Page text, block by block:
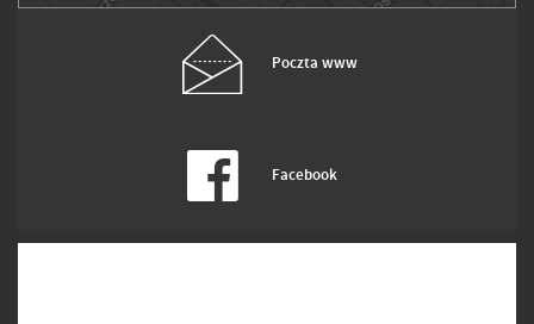
Poczta www
Facebook